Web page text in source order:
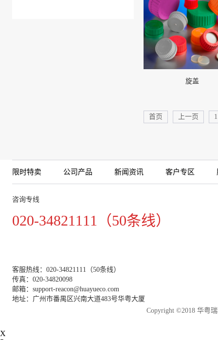
旋盖
首页 上一页 1
限时特卖 公司产品 新闻资讯 客户专区
咨询专线
020-34821111（50条线）
客服热线：020-34821111（50条线）
传真：020-34820098
邮箱：support-reacon@huayueco.com
地址：广州市番禺区兴南大道483号华粤大厦
Copyright ©2018 华粤
X